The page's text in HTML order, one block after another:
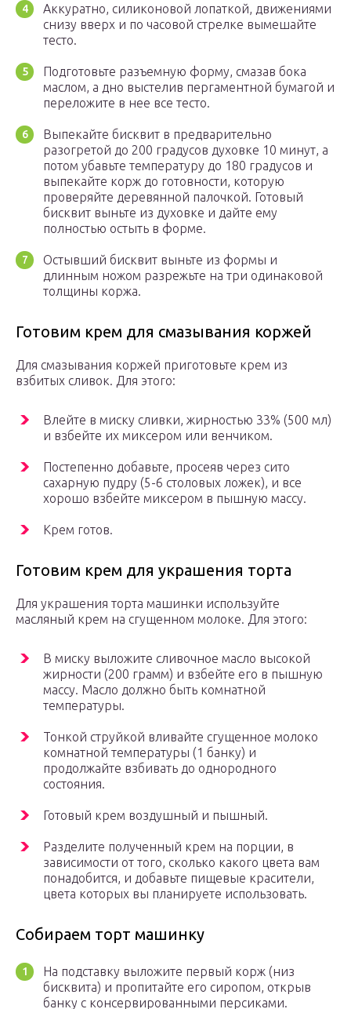
Аккуратно, силиконовой лопаткой, движениями
снизу вверх и по часовой стрелке вымешайте
тесто.
Подготовьте разъемную форму, смазав бока
маслом, а дно выстелив пергаментной бумагой и
переложите в нее все тесто.
Выпекайте бисквит в предварительно
разогретой до 200 градусов духовке 10 минут, а
потом убавьте температуру до 180 градусов и
выпекайте корж до готовности, которую
проверяйте деревянной палочкой. Готовый
бисквит выньте из духовке и дайте ему
полностью остыть в форме.
Остывший бисквит выньте из формы и
длинным ножом разрежьте на три одинаковой
толщины коржа.
Готовим крем для смазывания коржей
Для смазывания коржей приготовьте крем из
взбитых сливок. Для этого:
Влейте в миску сливки, жирностью 33% (500 мл)
и взбейте их миксером или венчиком.
Постепенно добавьте, просеяв через сито
сахарную пудру (5-6 столовых ложек), и все
хорошо взбейте миксером в пышную массу.
Крем готов.
Готовим крем для украшения торта
Для украшения торта машинки используйте
масляный крем на сгущенном молоке. Для этого:
В миску выложите сливочное масло высокой
жирности (200 грамм) и взбейте его в пышную
массу. Масло должно быть комнатной
температуры.
Тонкой струйкой вливайте сгущенное молоко
комнатной температуры (1 банку) и
продолжайте взбивать до однородного
состояния.
Готовый крем воздушный и пышный.
Разделите полученный крем на порции, в
зависимости от того, сколько какого цвета вам
понадобится, и добавьте пищевые красители,
цвета которых вы планируете использовать.
Собираем торт машинку
На подставку выложите первый корж (низ
бисквита) и пропитайте его сиропом, открыв
банку с консервированными персиками.